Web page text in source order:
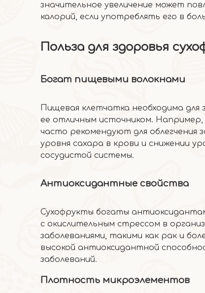
значительное увеличение может
калорий, если употреблять его в
Польза для здоровья
Богат пищевыми волокнами
Пищевая клетчатка необходима
ее отличным источником. Например,
часто рекомендуют для облегчения
уровня сахара в крови и снижении
сосудистой системы.
Антиоксидантные свойства
Сухофрукты богаты
с окислительным стрессом в
заболеваниями, такими как рак и
высокой антиоксидантной
заболеваний.
Плотность микроэлементов